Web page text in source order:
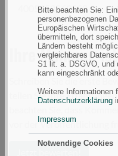
Bitte beachten Sie:
personenbezogenen
Europäischen
übermitteln, dort
Ländern besteht
vergleichbares
S1 lit. a. DSGVO, und
kann eingeschränkt
Weitere Informationen
Datenschutzerklärung
Impressum
Notwendige Cookies
4005652869520
Ihre Meinung
Schreiben Sie die erste
teilen Sie Ihre
vor der Veröffentlichung